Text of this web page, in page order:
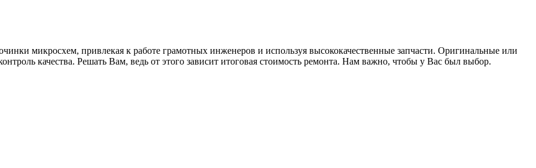
микросхем, привлекая к работе грамотных инженеров и используя высококачественные запчасти. Оригинальные или
качества. Решать Вам, ведь от этого зависит итоговая стоимость ремонта. Нам важно, чтобы у Вас был выбор.